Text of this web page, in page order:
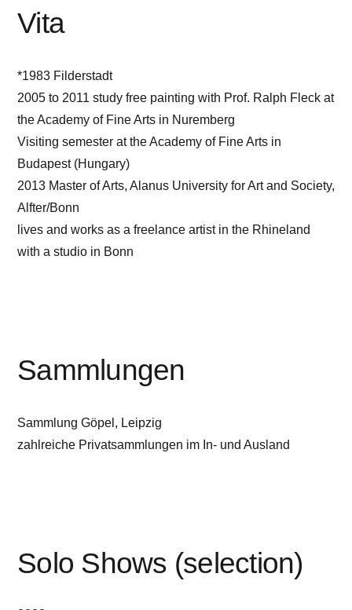
Vita
*1983 Filderstadt
2005 to 2011 study free painting with Prof. Ralph Fleck at
the Academy of Fine Arts in Nuremberg
Visiting semester at the Academy of Fine Arts in
Budapest (Hungary)
2013 Master of Arts, Alanus University for Art and Society,
Alfter/Bonn
lives and works as a freelance artist in the Rhineland
with a studio in Bonn
Sammlungen
Sammlung Göpel, Leipzig
zahlreiche Privatsammlungen im In- und Ausland
Solo Shows (selection)